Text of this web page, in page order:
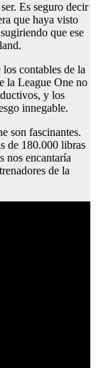
Es seguro decir
que haya visto
que ese
contables de la
la League One no
y los
innegable.
son fascinantes.
de 180.000 libras
nos encantaría
de la